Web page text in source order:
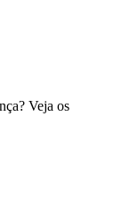
Veja os